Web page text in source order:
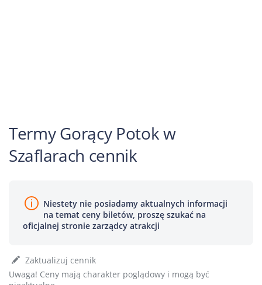
Termy Gorący Potok w
Szaflarach cennik
Niestety nie posiadamy aktualnych informacji
na temat ceny biletów, proszę szukać na
oficjalnej stronie zarządcy atrakcji
Zaktualizuj cennik
Uwaga! Ceny mają charakter poglądowy i mogą być